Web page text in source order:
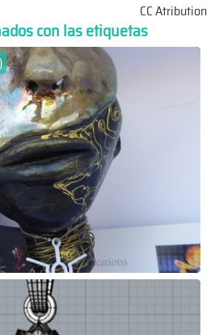
CC Atribution
con las etiquetas